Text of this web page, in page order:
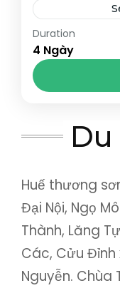
Tham quan
cảnh của Đà
Trung, hòn
Quảng Nam
Duration
4 Ngày
Huế thương
Đại Nội, Ngọ
Thành, Lăng
Các, Cửu Đỉnh
Nguyễn. Chùa